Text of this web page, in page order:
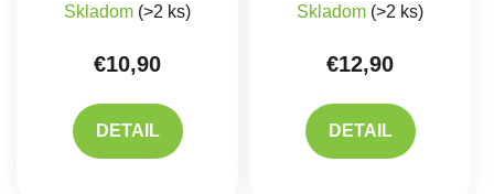
Skladom (>2 ks)
€10,90
DETAIL
Skladom (>2 ks)
€12,90
DETAIL